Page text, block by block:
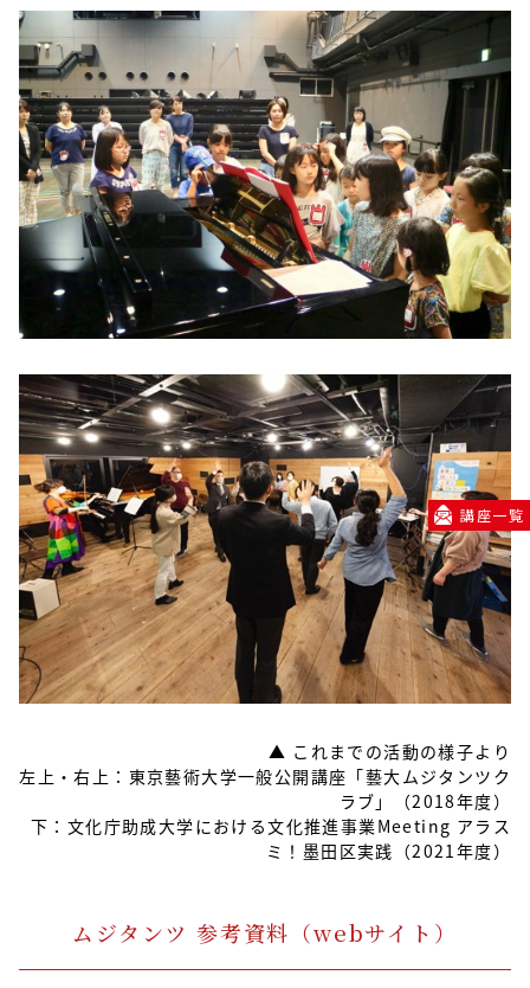
講座一覧
▲ これまでの活動の様子より
左上・右上：東京藝術大学一般公開講座「藝大ムジタンツク
ラブ」（2018年度）
下：文化庁助成大学における文化推進事業Meeting アラス
ミ！墨田区実践（2021年度）
ムジタンツ 参考資料（webサイト）